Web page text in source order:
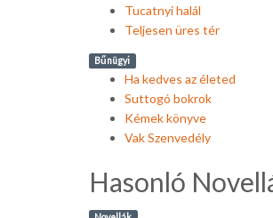
Tucatnyi halál
Teljesen üres tér
Bűnügyi
Ha kedves az életed
Suttogó bokrok
Kémek könyve
Vak Szenvedély
Hasonló